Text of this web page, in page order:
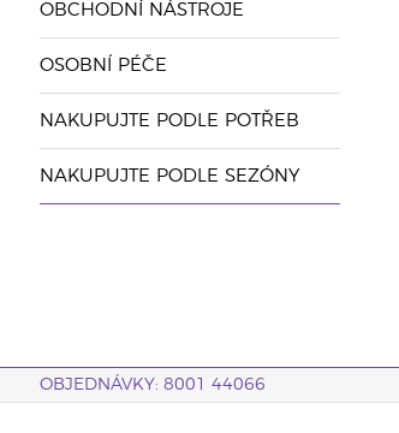
OBCHODNÍ NÁSTROJE
OSOBNÍ PÉČE
NAKUPUJTE PODLE POTŘEB
NAKUPUJTE PODLE SEZÓNY
OBJEDNÁVKY: 8001 44066